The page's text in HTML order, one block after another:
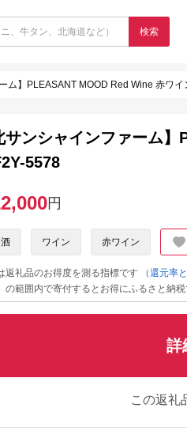
検索
ム】PLEASANT MOOD Red Wine 赤ワ
サンシャインファーム
5578
円
酒 ワイン 赤ワイン
礼品のお得度を測る指標です
（還元率
範囲内で寄付するとお得にふるさと納税
詳
この返礼